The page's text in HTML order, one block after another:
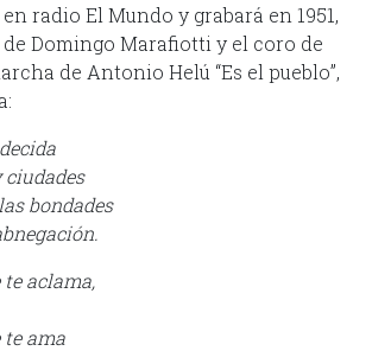
radio El Mundo y grabará en 1951,
Domingo Marafiotti y el coro de
de Antonio Helú “Es el pueblo”,
ciudades
bondades
te aclama,
te ama